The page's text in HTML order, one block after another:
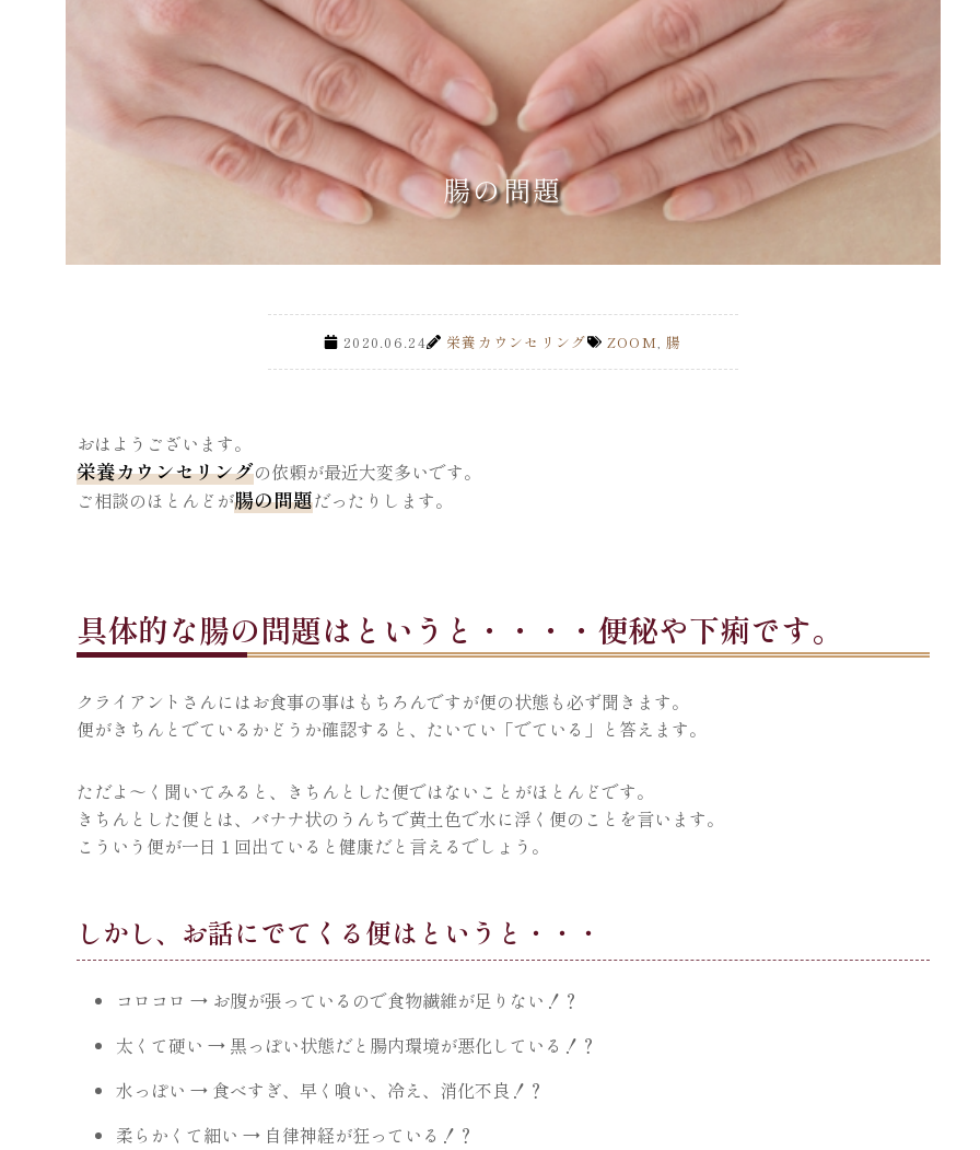
腸の問題
2020.06.24 栄養カウンセリング ZOOM,腸
おはようございます。
栄養カウンセリングの依頼が最近大変多いです。
ご相談のほとんどが腸の問題だったりします。
具体的な腸の問題はというと・・・・便秘や下痢です。
クライアントさんにはお食事の事はもちろんですが便の状態も必ず聞きます。
便がきちんとでているかどうか確認すると、たいてい「でている」と答えます。
ただよ〜く聞いてみると、きちんとした便ではないことがほとんどです。
きちんとした便とは、バナナ状のうんちで黄土色で水に浮く便のことを言います。
こういう便が一日１回出ていると健康だと言えるでしょう。
しかし、お話にでてくる便はというと・・・
コロコロ → お腹が張っているので食物繊維が足りない！？
太くて硬い → 黒っぽい状態だと腸内環境が悪化している！？
水っぽい → 食べすぎ、早く喰い、冷え、消化不良！？
柔らかくて細い → 自律神経が狂っている！？